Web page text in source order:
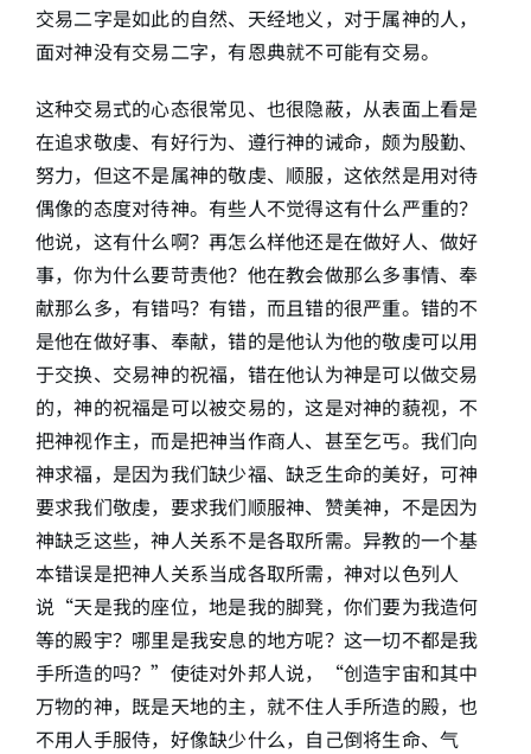
交易二字是如此的自然、天经地义，对于属神的人，
面对神没有交易二字，有恩典就不可能有交易。
这种交易式的心态很常见、也很隐蔽，从表面上看是
在追求敬虔、有好行为、遵行神的诫命，颇为殷勤、
努力，但这不是属神的敬虔、顺服，这依然是用对待
偶像的态度对待神。有些人不觉得这有什么严重的？
他说，这有什么啊？再怎么样他还是在做好人、做好
事，你为什么要苛责他？他在教会做那么多事情、奉
献那么多，有错吗？有错，而且错的很严重。错的不
是他在做好事、奉献，错的是他认为他的敬虔可以用
于交换、交易神的祝福，错在他认为神是可以做交易
的，神的祝福是可以被交易的，这是对神的藐视，不
把神视作主，而是把神当作商人、甚至乞丐。我们向
神求福，是因为我们缺少福、缺乏生命的美好，可神
要求我们敬虔，要求我们顺服神、赞美神，不是因为
神缺乏这些，神人关系不是各取所需。异教的一个基
本错误是把神人关系当成各取所需，神对以色列人
说“天是我的座位，地是我的脚凳，你们要为我造何
等的殿宇？哪里是我安息的地方呢？这一切不都是我
手所造的吗？”使徒对外邦人说，“创造宇宙和其中
万物的神，既是天地的主，就不住人手所造的殿，也
不用人手服侍，好像缺少什么，自己倒将生命、气